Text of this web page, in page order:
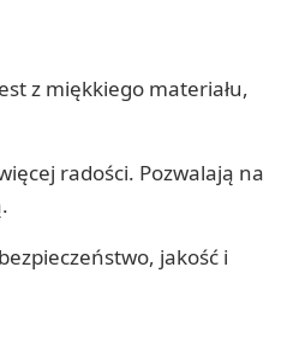
z miękkiego materiału,
radości. Pozwalają na
jakość i